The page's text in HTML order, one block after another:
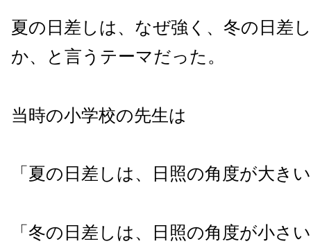
夏の日差しは、なぜ強く、冬の日差
か、と言うテーマだった。
当時の小学校の先生は
「夏の日差しは、日照の角度が大き
「冬の日差しは、日照の角度が小さ